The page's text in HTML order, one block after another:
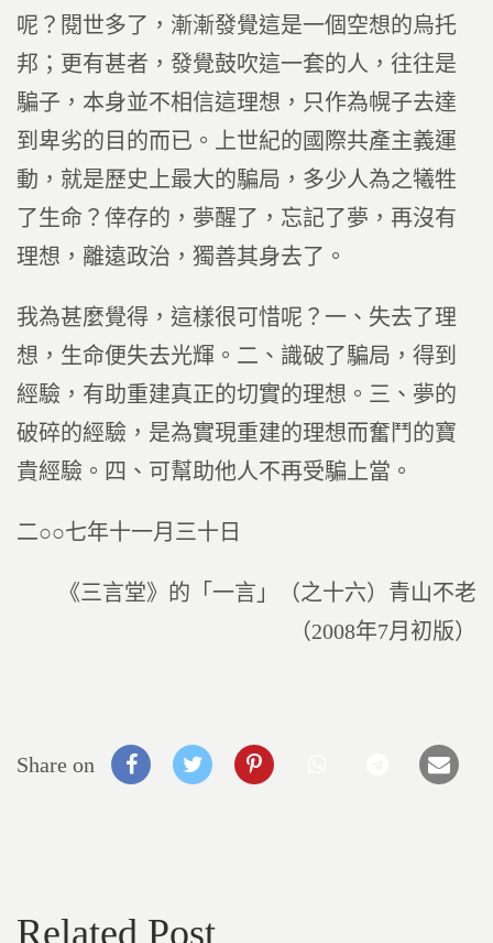
呢？閱世多了，漸漸發覺這是一個空想的烏托
邦；更有甚者，發覺鼓吹這一套的人，往往是
騙子，本身並不相信這理想，只作為幌子去達
到卑劣的目的而已。上世紀的國際共產主義運
動，就是歷史上最大的騙局，多少人為之犧牲
了生命？倖存的，夢醒了，忘記了夢，再沒有
理想，離遠政治，獨善其身去了。
我為甚麼覺得，這樣很可惜呢？一、失去了理
想，生命便失去光輝。二、識破了騙局，得到
經驗，有助重建真正的切實的理想。三、夢的
破碎的經驗，是為實現重建的理想而奮鬥的寶
貴經驗。四、可幫助他人不再受騙上當。
二○○七年十一月三十日
《三言堂》的「一言」（之十六）青山不老
（2008年7月初版）
Share on
Related Post